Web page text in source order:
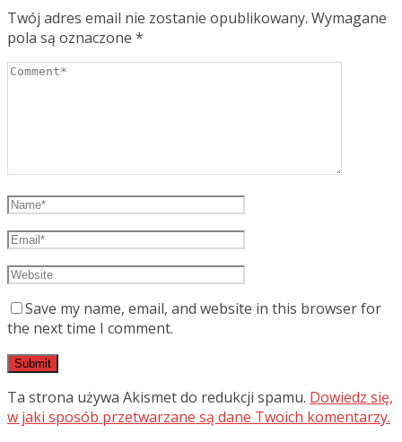
Twój adres email nie zostanie opublikowany. Wymagane
pola są oznaczone *
Save my name, email, and website in this browser for
the next time I comment.
Ta strona używa Akismet do redukcji spamu. Dowiedz się,
w jaki sposób przetwarzane są dane Twoich komentarzy.